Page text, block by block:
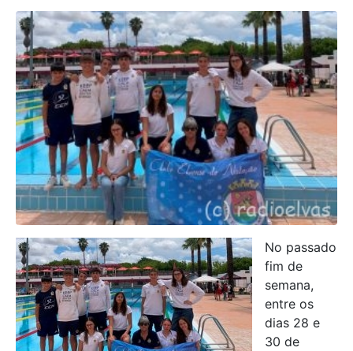
No passado
fim de
semana,
entre os
dias 28 e
30 de